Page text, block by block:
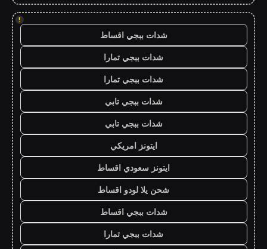
!
شدات ببجي اقساط
شدات ببجي تمارا
شدات ببجي تمارا
شدات ببجي تابي
شدات ببجي تابي
ايتونز امريكي
ايتونز سعودي اقساط
شحن يلا لودو اقساط
شدات ببجي اقساط
شدات ببجي تمارا